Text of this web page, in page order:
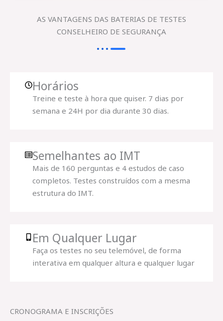
AS VANTAGENS DAS BATERIAS DE TESTES
CONSELHEIRO DE SEGURANÇA
Horários
Treine e teste à hora que quiser. 7 dias por
semana e 24H por dia durante 30 dias.
Semelhantes ao IMT
Mais de 160 perguntas e 4 estudos de caso
completos. Testes construídos com a mesma
estrutura do IMT.
Em Qualquer Lugar
Faça os testes no seu telemóvel, de forma
interativa em qualquer altura e qualquer lugar
CRONOGRAMA E INSCRIÇÕES